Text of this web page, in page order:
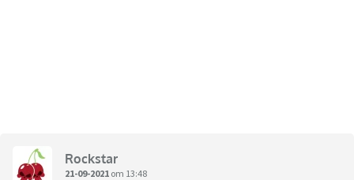
Rockstar
21-09-2021 om 13:48